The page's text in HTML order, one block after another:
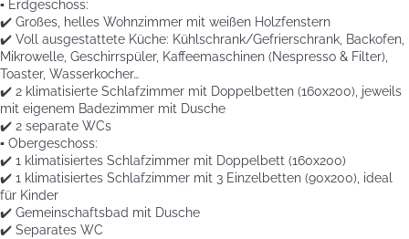
▪️ Erdgeschoss:
✔️ Großes, helles Wohnzimmer mit weißen Holzfenstern
✔️ Voll ausgestattete Küche: Kühlschrank/Gefrierschrank, Backofen,
Mikrowelle, Geschirrspüler, Kaffeemaschinen (Nespresso & Filter),
Toaster, Wasserkocher…
✔️ 2 klimatisierte Schlafzimmer mit Doppelbetten (160x200), jeweils
mit eigenem Badezimmer mit Dusche
✔️ 2 separate WCs
▪️ Obergeschoss:
✔️ 1 klimatisiertes Schlafzimmer mit Doppelbett (160x200)
✔️ 1 klimatisiertes Schlafzimmer mit 3 Einzelbetten (90x200), ideal
für Kinder
✔️ Gemeinschaftsbad mit Dusche
✔️ Separates WC